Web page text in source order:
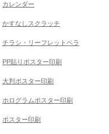
カレンダー
かすなしスクラッチ
チラシ・リーフレットペラ
PP貼りポスター印刷
大判ポスター印刷
ホログラムポスター印刷
ポスター印刷